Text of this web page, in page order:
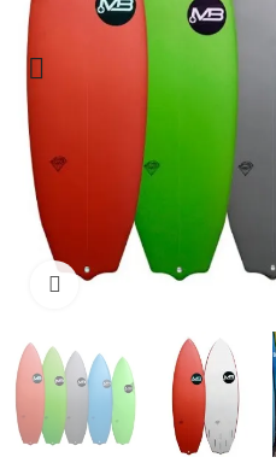
Cliquez pour agrandir